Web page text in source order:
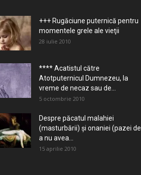
+++ Rugăciune puternică pentru
momentele grele ale vieţii
28 iulie 2010
**** Acatistul către
Atotputernicul Dumnezeu, la
vreme de necaz sau de...
5 octombrie 2010
Despre păcatul malahiei
(masturbării) şi onaniei (pazei de
a nu avea...
15 aprilie 2010